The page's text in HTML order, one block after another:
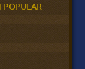
POPULAR